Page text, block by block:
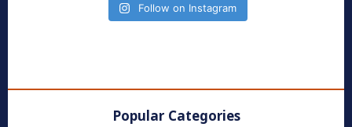
Follow on Instagram
Popular Categories